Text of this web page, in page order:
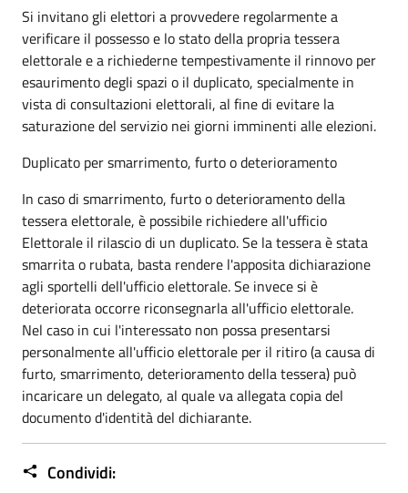
Si invitano gli elettori a provvedere regolarmente a
verificare il possesso e lo stato della propria tessera
elettorale e a richiederne tempestivamente il rinnovo per
esaurimento degli spazi o il duplicato, specialmente in
vista di consultazioni elettorali, al fine di evitare la
saturazione del servizio nei giorni imminenti alle elezioni.
Duplicato per smarrimento, furto o deterioramento
In caso di smarrimento, furto o deterioramento della
tessera elettorale, è possibile richiedere all'ufficio
Elettorale il rilascio di un duplicato. Se la tessera è stata
smarrita o rubata, basta rendere l'apposita dichiarazione
agli sportelli dell'ufficio elettorale. Se invece si è
deteriorata occorre riconsegnarla all'ufficio elettorale.
Nel caso in cui l'interessato non possa presentarsi
personalmente all'ufficio elettorale per il ritiro (a causa di
furto, smarrimento, deterioramento della tessera) può
incaricare un delegato, al quale va allegata copia del
documento d'identità del dichiarante.
Condividi: